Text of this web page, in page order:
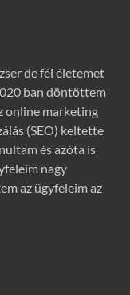
de fél életemet
ban döntöttem
online marketing
(SEO) keltette
és azóta is
nagy
az ügyfeleim az